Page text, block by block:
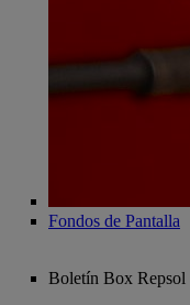
Fondos de Pantalla
Boletín Box Repsol